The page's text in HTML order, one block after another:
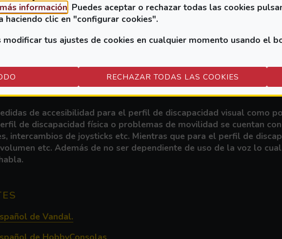
más información(Abre en nueva ventana)
. Puedes aceptar o rechazar todas las cookies
haciendo clic en "configurar cookies".
modificar tus ajustes de cookies en cualquier momento usando el
RECHAZAR TODAS LAS COOKIES
Plataforma, seleccione los perfiles de prestación funcional y
DE ANÁLISIS DE ACCESIBILIDAD
de accesibilidad para el perfil de discapacidad visual como
de discapacidad física o problemas de movilidad se cuentan
intercambios de joysticks etc. Mientras que para el perfil de
etc. Además de no ser dependiente de uso de la voz lo
de Vandal.